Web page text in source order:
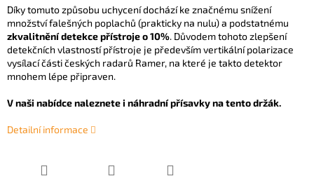
Díky tomuto způsobu uchycení dochází ke značnému snížení
množství falešných poplachů (prakticky na nulu) a podstatnému
zkvalitnění detekce přístroje o 10%. Důvodem tohoto zlepšení
detekčních vlastností přístroje je především vertikální polarizace
vysílací části českých radarů Ramer, na které je takto detektor
mnohem lépe připraven.
V naši nabídce naleznete i náhradní přísavky na tento držák.
Detailní informace